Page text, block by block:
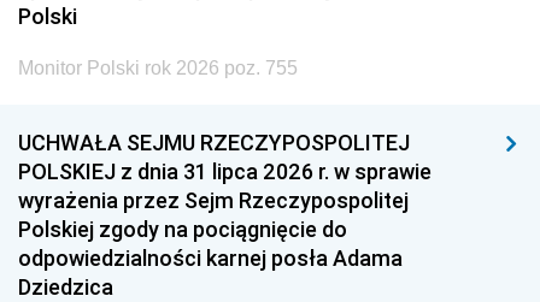
2005
1996 1995 1994
1993 1992 1991
1990 1989
1987 1986 1985
Polski
Monitor Polski rok 2026 poz. 755
UCHWAŁA SEJMU RZECZYPOSPOLITEJ
POLSKIEJ z dnia 31 lipca 2026 r. w sprawie
wyrażenia przez Sejm Rzeczypospolitej
Polskiej zgody na pociągnięcie do
odpowiedzialności karnej posła Adama
Dziedzica